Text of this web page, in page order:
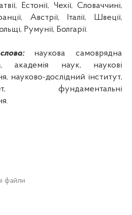
Естонії, Чехії, Словаччині,
Австрії, Італії, Швеції,
Румунії, Болгарії.
наукова самоврядна
академія наук, наукові
науково-дослідний інститут,
фундаментальні
файли